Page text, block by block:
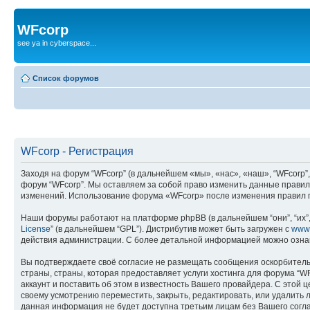
WFcorp
see ya in cyberspace...
Список форумов
WFcorp - Регистрация
Заходя на форум “WFcorp” (в дальнейшем «мы», «нас», «наш»,
форум “WFcorp”. Мы оставляем за собой право изменить данные
изменений. Использование форума «WFcorp» после изменения правил
Наши форумы работают на платформе phpBB (в дальнейшем “они”, “их”,
License” (в дальнейшем “GPL”). Дистрибутив может быть загружен с
действия администрации. С более детальной информацией можно
Вы подтверждаете своё согласие не размещать сообщения
страны, страны, которая предоставляет услуги хостинга для форума
аккаунт и поставить об этом в известность Вашего провайдера. С
своему усмотрению переместить, закрыть, редактировать, или
данная информация не будет доступна третьим лицам без Вашего